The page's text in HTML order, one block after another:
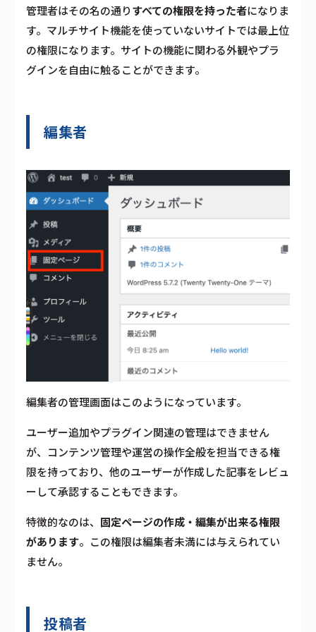
管理者はその名の通りすべての権限を持った者になりま
す。マルチサイト機能を使っていないサイトでは最上位
の権限になります。サイトの機能に関わる外観やプラ
グインを自由に触ることができます。
編集者
編集者の管理画面はこのようになっています。
ユーザー追加やプラグイン関連の管理はできません
が、コンテンツ管理や運営の操作全般を担当できる権
限を持っており、他のユーザーが作成した記事をレビュ
ーして承認することもできます。
特徴的なのは、 固定ページの作成・編集が出来る権限
があります。この権限は編集者未満には与えられてい
ません。
投稿者